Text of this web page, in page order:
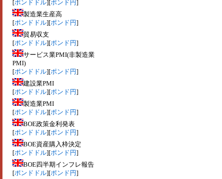
[ポンドドル][ポンド円]
製造業生産高
[ポンドドル][ポンド円]
貿易収支
[ポンドドル][ポンド円]
サービス業PMI(非製造業
PMI)
[ポンドドル][ポンド円]
建設業PMI
[ポンドドル][ポンド円]
製造業PMI
[ポンドドル][ポンド円]
BOE政策金利発表
[ポンドドル][ポンド円]
BOE資産購入枠決定
[ポンドドル][ポンド円]
BOE四半期インフレ報告
[ポンドドル][ポンド円]